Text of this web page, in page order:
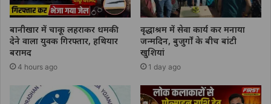
बानीखार में चाकू लहराकर धमकी
देने वाला युवक गिरफ्तार, हथियार
बरामद
4 hours ago
वृद्धाश्रम में सेवा कार्य कर मनाया
जन्मदिन, बुजुर्गों के बीच बांटी
खुशियां
1 day ago